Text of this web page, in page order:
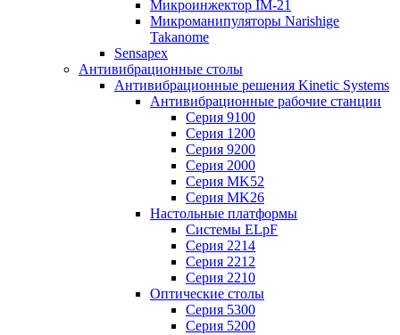
Микроинжектор IM-21
Микроманипуляторы Narishige
Takanome
Sensapex
Антивибрационные столы
Антивибрационные решения Kinetic Systems
Антивибрационные рабочие станции
Серия 9100
Серия 1200
Серия 9200
Серия 2000
Серия MK52
Серия MK26
Настольные платформы
Системы ELpF
Серия 2214
Серия 2212
Серия 2210
Оптические столы
Серия 5300
Серия 5200